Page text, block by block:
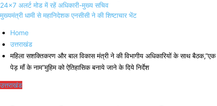
24×7 अलर्ट मोड में रहें अधिकारी-मुख्य सचिव
मुख्यमंत्री धामी से महानिदेशक एनसीसी ने की शिष्टाचार भेंट
Home
उत्तराखंड
महिला सशक्तिकरण और बाल विकास मंत्री ने की विभागीय अधिकारियों के साथ बैठक,”एक
पेड़ माँ के नाम”मुहिम को ऐतिहासिक बनाये जाने के दिये निर्देश
उत्तराखंड